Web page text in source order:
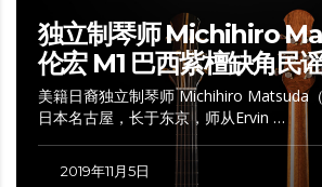
独立制琴师 Michihiro
伦宏 M1 巴西紫檀缺角民
美籍日裔独立制琴师 Michihiro Matsuda
日本名古屋，长于东京，师从Ervin …
2019年11月5日